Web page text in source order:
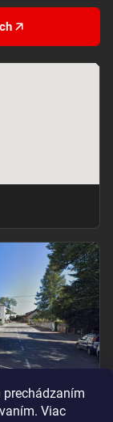
prechádzaním
Viac